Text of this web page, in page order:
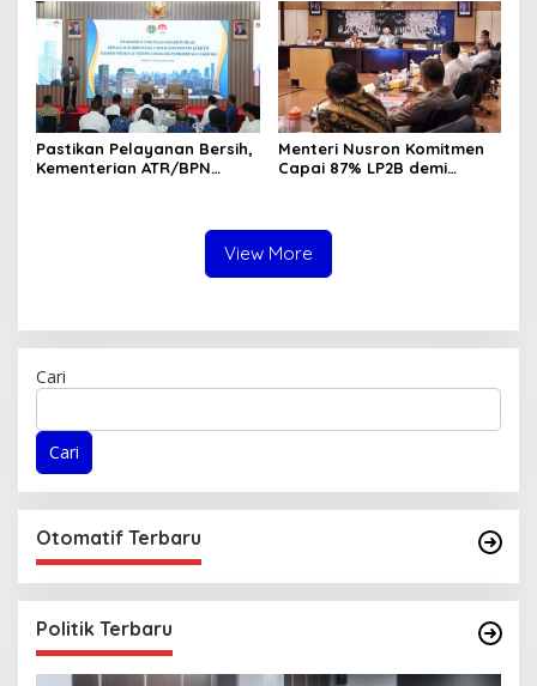
Bandha 2025
Tata Ruang
Pastikan Pelayanan Bersih,
Kementerian ATR/BPN
Menteri Nusron Komitmen
Capai 87% LP2B demi
View More
Cari
Cari
Otomatif Terbaru
Politik Terbaru